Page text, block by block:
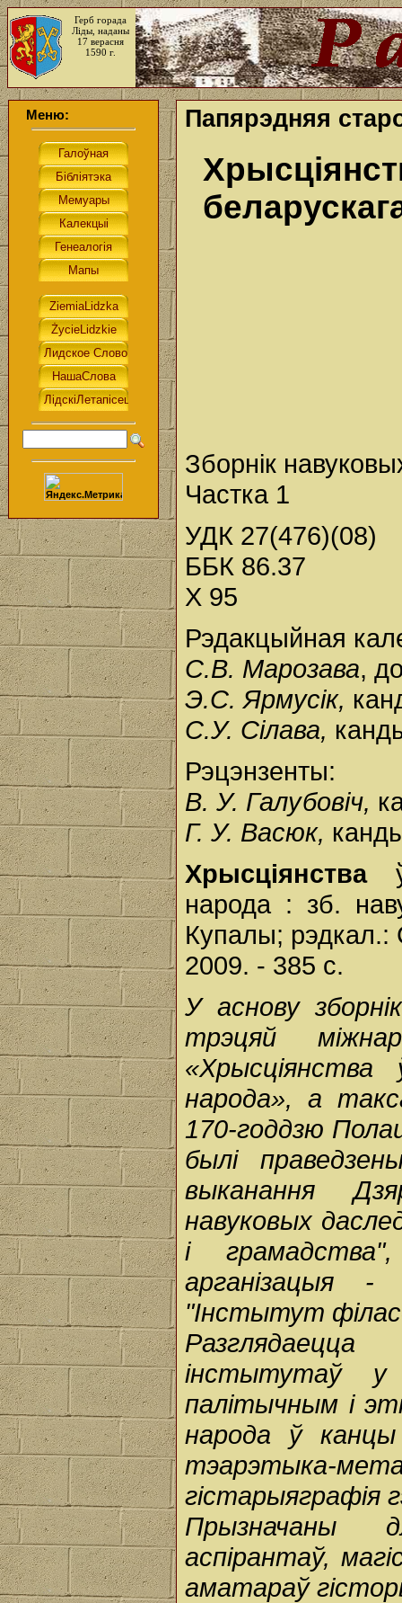
Герб горада
Ліды, наданы
17 верасня
1590 г.
Меню: Папярэдняя
Зборнік
Частка 1
УДК 27(476)(08)
ББК 86.37
Х 95
Рэдакцыйная
С.В. Марозава,
Э.С. Ярмусік,
С.У. Сілава,
Рэцэнзенты:
В. У. Галубовіч,
Г. У. Васюк,
Хрысціянстваў
народа : зб.
Купалы; рэдкал.:
2009. - 385 с.
У аснову
трэцяй
народа», а
170-годдзю
былі
выканання
навуковых
і
арганізацыя -
"Інстытут
інстытутаў у
палітычным і
народа ў
тэарэтыка-
гістарыяграфія
Прызначаны
аспірантаў,
аматараў